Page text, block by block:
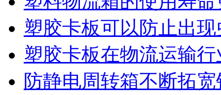
塑胶卡板可以防止出
塑胶卡板在物流运输
防静电周转箱不断拓